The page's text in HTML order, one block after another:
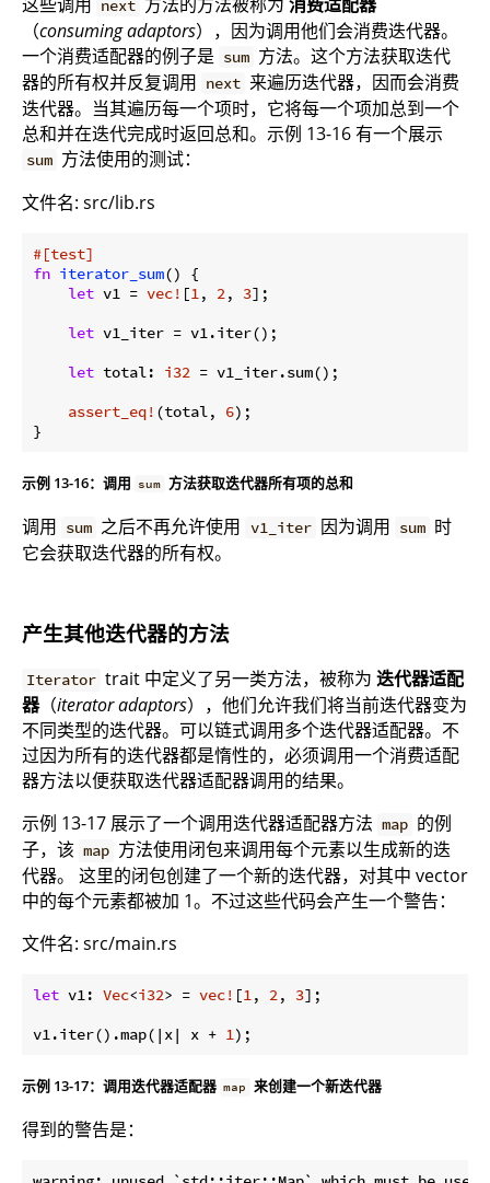
next
（consuming adaptors），因为调用他们会消费迭代器。
一个消费适配器的例子是 sum 方法。这个方法获取迭代
器的所有权并反复调用 next 来遍历迭代器，因而会消费
迭代器。当其遍历每一个项时，它将每一个项加总到一个
总和并在迭代完成时返回总和。示例 13-16 有一个展示
sum 方法使用的测试：
文件名: src/lib.rs
#[test]
fn iterator_sum() {
let v1 = vec! [1, 2, 3];
let v1_iter = v1.iter();
let total: i32 = v1_iter.sum();
assert_eq! (total, 6);
示例 13-16：调用 sum 方法获取迭代器所有项的总和
调用 sum 之后不再允许使用 v1_iter 因为调用 sum 时
它会获取迭代器的所有权。
产生其他迭代器的方法
Iterator trait 中定义了另一类方法，被称为迭代器适配
器（iterator adaptors），他们允许我们将当前迭代器变为
不同类型的迭代器。可以链式调用多个迭代器适配器。不
过因为所有的迭代器都是惰性的，必须调用一个消费适配
器方法以便获取迭代器适配器调用的结果。
示例 13-17 展示了一个调用迭代器适配器方法 map 的例
子，该 map 方法使用闭包来调用每个元素以生成新的迭
代器。 这里的闭包创建了一个新的迭代器，对其中 vector
中的每个元素都被加 1。不过这些代码会产生一个警告：
文件名: src/main.rs
let v1: Vec<i32> = vec! [1, 2, 3];
v1.iter().map(|x| x + 1
示例 13-17：调用迭代器适配器 map 来创建一个新迭代器
得到的警告是：